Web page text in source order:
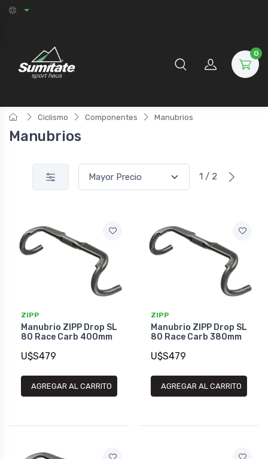
0
Ciclismo Componentes Manubrios
Manubrios
1 / 2
ZIPP
Manubrio ZIPP Drop SL
80 Race Carb 400mm
U$S479
AGREGAR AL CARRITO
ZIPP
Manubrio ZIPP Drop SL
80 Race Carb 380mm
U$S479
AGREGAR AL CARRITO